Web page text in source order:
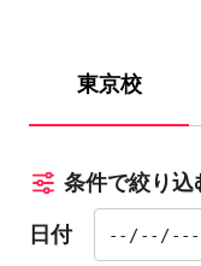
東京校
条件で絞り込
日付